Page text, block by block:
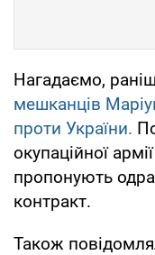
Нагадаємо,
мешканців
проти України.
окупаційної
пропонують
контракт.
Також